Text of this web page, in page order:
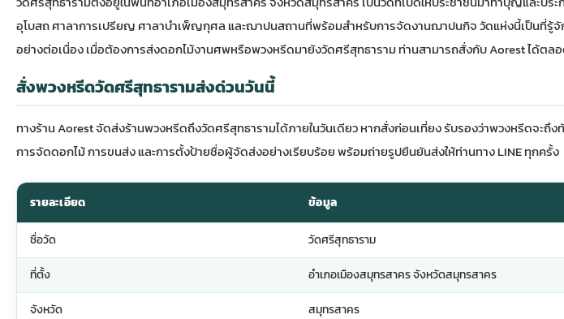
อุโบสถ ศาลาการเปรียญ ศาลาบำเพ็ญกุศล และฌาปนสถานที่พร้อมสำหรับการจัดงานฌาปนกิจ วัดแห่งนี้เป็นที่รู้จั
อย่างต่อเนื่อง เมื่อต้องการส่งดอกไม้งานศพหรือพวงหรีดมายังวัดศรีสุทธาราม ท่านสามารถสั่งกับ Aorest ได้ตลอ
สั่งพวงหรีดวัดศรีสุทธารามส่งด่วนวันนี้
ทางร้าน Aorest จัดส่งร้านพวงหรีดถึงวัดศรีสุทธารามได้ภายในวันเดียว หากสั่งก่อนเที่ยง รับรองว่าพวงหรีดจะ
การจัดดอกไม้ การขนส่ง และการตั้งป้ายชื่อผู้จัดส่งอย่างเรียบร้อย พร้อมถ่ายรูปยืนยันส่งให้ท่านทาง LINE ทุกครั้ง
รายละเอียด ข้อมูล
ชื่อวัด วัดศรีสุทธาราม
ที่ตั้ง อำเภอเมืองสมุทรสาคร จังหวัดสมุทรสาคร
จังหวัด สมุทรสาคร